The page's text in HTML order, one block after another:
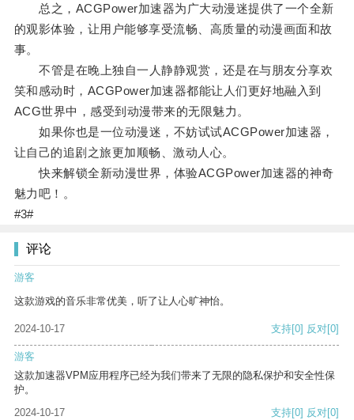
总之，ACGPower加速器为广大动漫迷提供了一个全新
的观影体验，让用户能够享受流畅、高质量的动漫画面和故
事。
不管是在晚上独自一人静静观赏，还是在与朋友分享欢
笑和感动时，ACGPower加速器都能让人们更好地融入到
ACG世界中，感受到动漫带来的无限魅力。
如果你也是一位动漫迷，不妨试试ACGPower加速器，
让自己的追剧之旅更加顺畅、激动人心。
快来解锁全新动漫世界，体验ACGPower加速器的神奇
魅力吧！。
#3#
评论
游客
这款游戏的音乐非常优美，听了让人心旷神怡。
2024-10-17 支持[0] 反对[0]
游客
这款加速器VPM应用程序已经为我们带来了无限的隐私保护和安全性保
护。
2024-10-17
支持[0] 反对[0]